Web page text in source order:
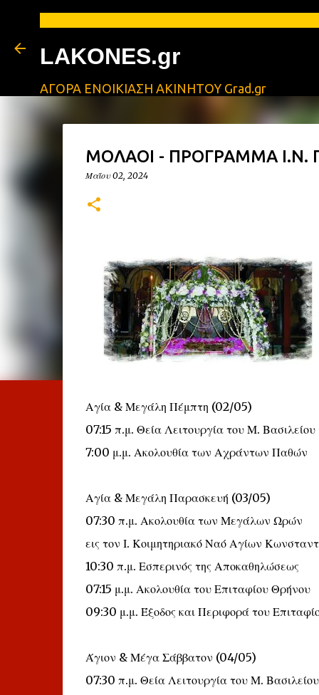
LAKONES.gr
ΑΓΟΡΑ ΕΝΟΙΚΙΑΣΗ ΑΚΙΝΗΤΟΥ Grad.gr
ΜΟΛΑΟΙ - ΠΡΟΓΡΑΜΜΑ Ι.Ν.
Μαΐου 02, 2024
Αγία & Μεγάλη Πέμπτη (02/05)
07:15 π.μ. Θεία Λειτουργία του Μ. Βασιλείου
7:00 μ.μ. Ακολουθία των Αχράντων Παθών
Αγία & Μεγάλη Παρασκευή (03/05)
07:30 π.μ. Ακολουθία των Μεγάλων Ωρών
εις τον Ι. Κοιμητηριακό Ναό Αγίων
10:30 π.μ. Εσπερινός της Αποκαθηλώσεως
07:15 μ.μ. Ακολουθία του Επιταφίου Θρήνου
09:30 μ.μ. Έξοδος και Περιφορά του
Άγιον & Μέγα Σάββατον (04/05)
07:30 π.μ. Θεία Λειτουργία του Μ. Βασιλείου